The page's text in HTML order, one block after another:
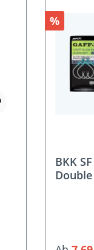
Rabatt
%
BKK